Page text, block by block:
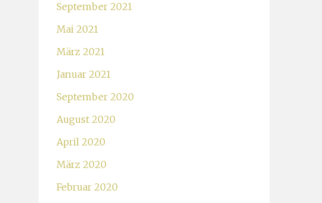
September 2021
Mai 2021
März 2021
Januar 2021
September 2020
August 2020
April 2020
März 2020
Februar 2020